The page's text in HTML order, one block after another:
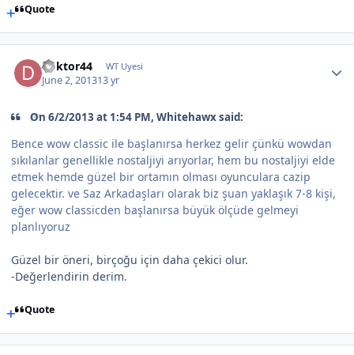
Quote
doktor44 WT Uyesi
June 2, 201313 yr
On 6/2/2013 at 1:54 PM, Whitehawx said:
Bence wow classic ile başlanırsa herkez gelir çünkü wowdan
sıkılanlar genellikle nostaljiyi arıyorlar, hem bu nostaljiyi elde
etmek hemde güzel bir ortamın olması oyunculara cazip
gelecektir. ve Saz Arkadaşları olarak biz şuan yaklaşık 7-8 kişi,
eğer wow classicden başlanırsa büyük ölçüde gelmeyi
planlıyoruz
Güzel bir öneri, birçoğu için daha çekici olur.
-Değerlendirin derim.
Quote